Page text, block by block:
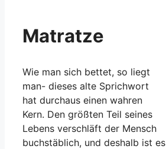
Matratze
Wie man sich bettet, so liegt
man- dieses alte Sprichwort
hat durchaus einen wahren
Kern. Den größten Teil seines
Lebens verschläft der Mensch
buchstäblich, und deshalb ist es